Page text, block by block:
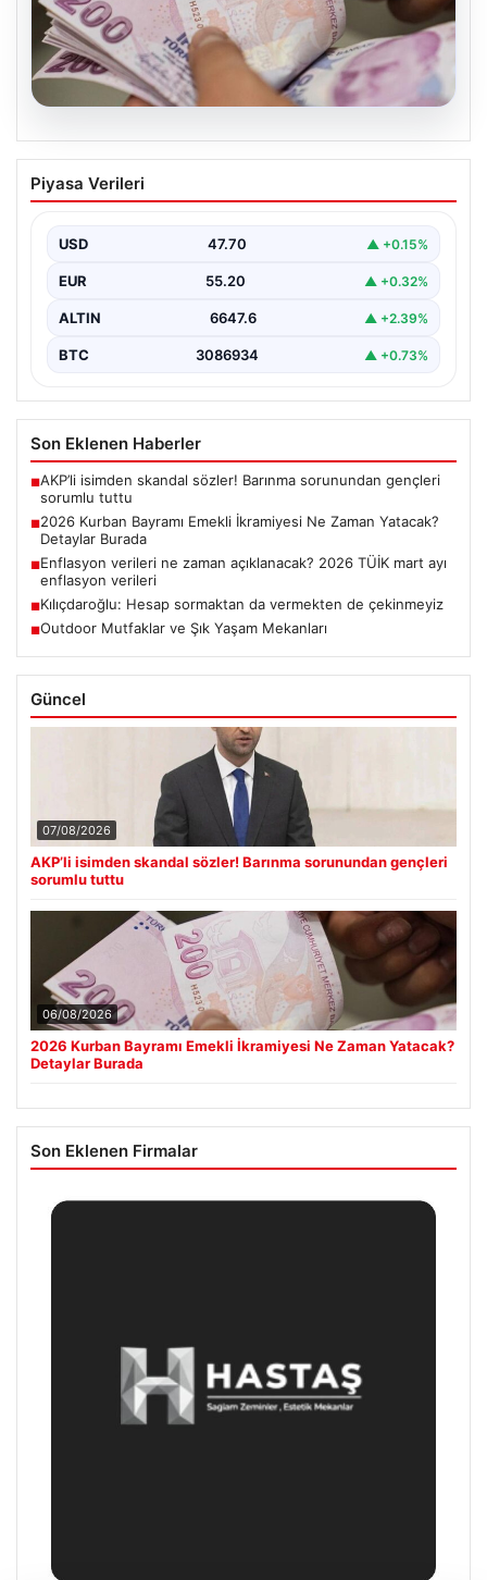
06.08.2026
2026 Kurban Bayramı Emekli İkramiyesi
Ne Zaman Yatacak? Detaylar Burada
milyon emekli vatandaşın merakla beklediği bayram
ikramiyesi…
Piyasa Verileri
USD 47.70 ▲ +0.15%
EUR 55.20 ▲ +0.32%
ALTIN 6647.6 ▲ +2.39%
BTC 3086934 ▲ +0.73%
Son Eklenen Haberler
■AKP’li isimden skandal sözler! Barınma sorunundan gençleri
sorumlu tuttu
■2026 Kurban Bayramı Emekli İkramiyesi Ne Zaman Yatacak?
Detaylar Burada
■Enflasyon verileri ne zaman açıklanacak? 2026 TÜİK mart ayı
enflasyon verileri
■Kılıçdaroğlu: Hesap sormaktan da vermekten de çekinmeyiz
■Outdoor Mutfaklar ve Şık Yaşam Mekanları
Güncel
07/08/2026
AKP’li isimden skandal sözler! Barınma sorunundan gençleri
sorumlu tuttu
06/08/2026
2026 Kurban Bayramı Emekli İkramiyesi Ne Zaman Yatacak?
Detaylar Burada
Son Eklenen Firmalar